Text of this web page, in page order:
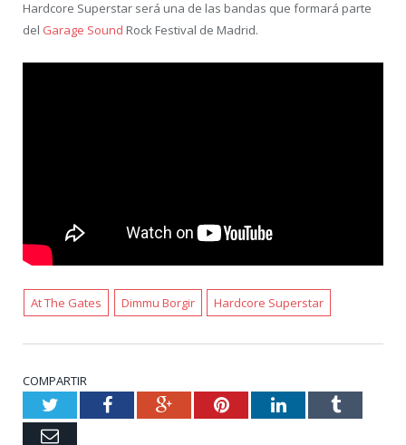
Hardcore Superstar será una de las bandas que formará parte
del Garage Sound Rock Festival de Madrid.
At The Gates Dimmu Borgir Hardcore Superstar
COMPARTIR
TwitterFacebookGoogle+PinterestLinkedInTumblr
Email